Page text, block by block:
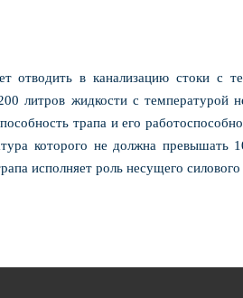
отводить в канализацию стоки
литров жидкости с
трапа и его
которого не должна
исполняет роль несущего